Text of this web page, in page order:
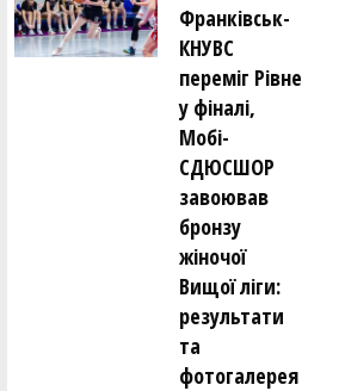
Франківськ-
КНУВС
переміг Рівне
у фіналі,
Мобі-
СДЮСШОР
завоював
бронзу
жіночої
Вищої ліги:
результати
та
фотогалерея